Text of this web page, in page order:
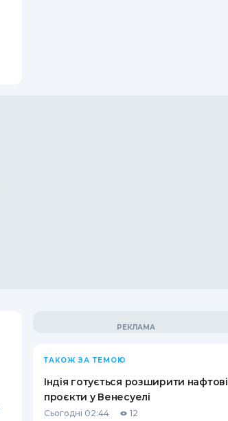
ТАКОЖ ЗА ТЕМОЮ
Індія готується розширити нафтові
проєкти у Венесуелі
Сьогодні 02:44 12